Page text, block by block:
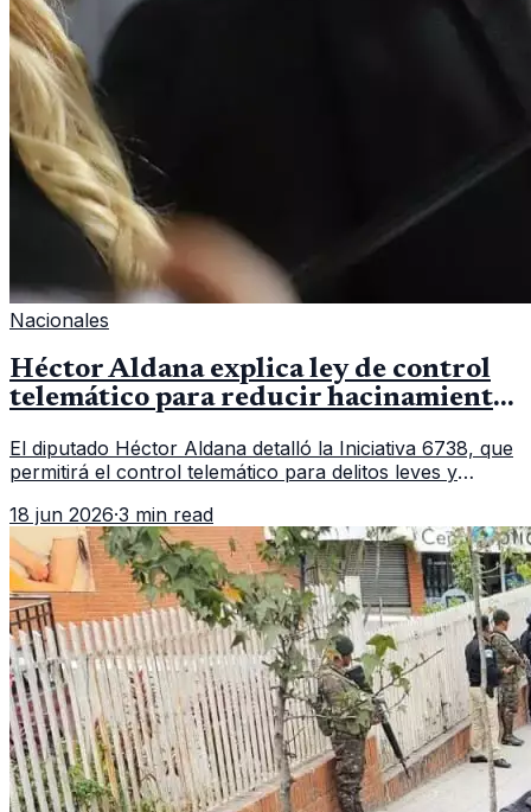
Nacionales
Héctor Aldana explica ley de control
telemático para reducir hacinamiento
El diputado Héctor Aldana detalló la Iniciativa 6738, que
permitirá el control telemático para delitos leves y
18 jun 2026·3 min read